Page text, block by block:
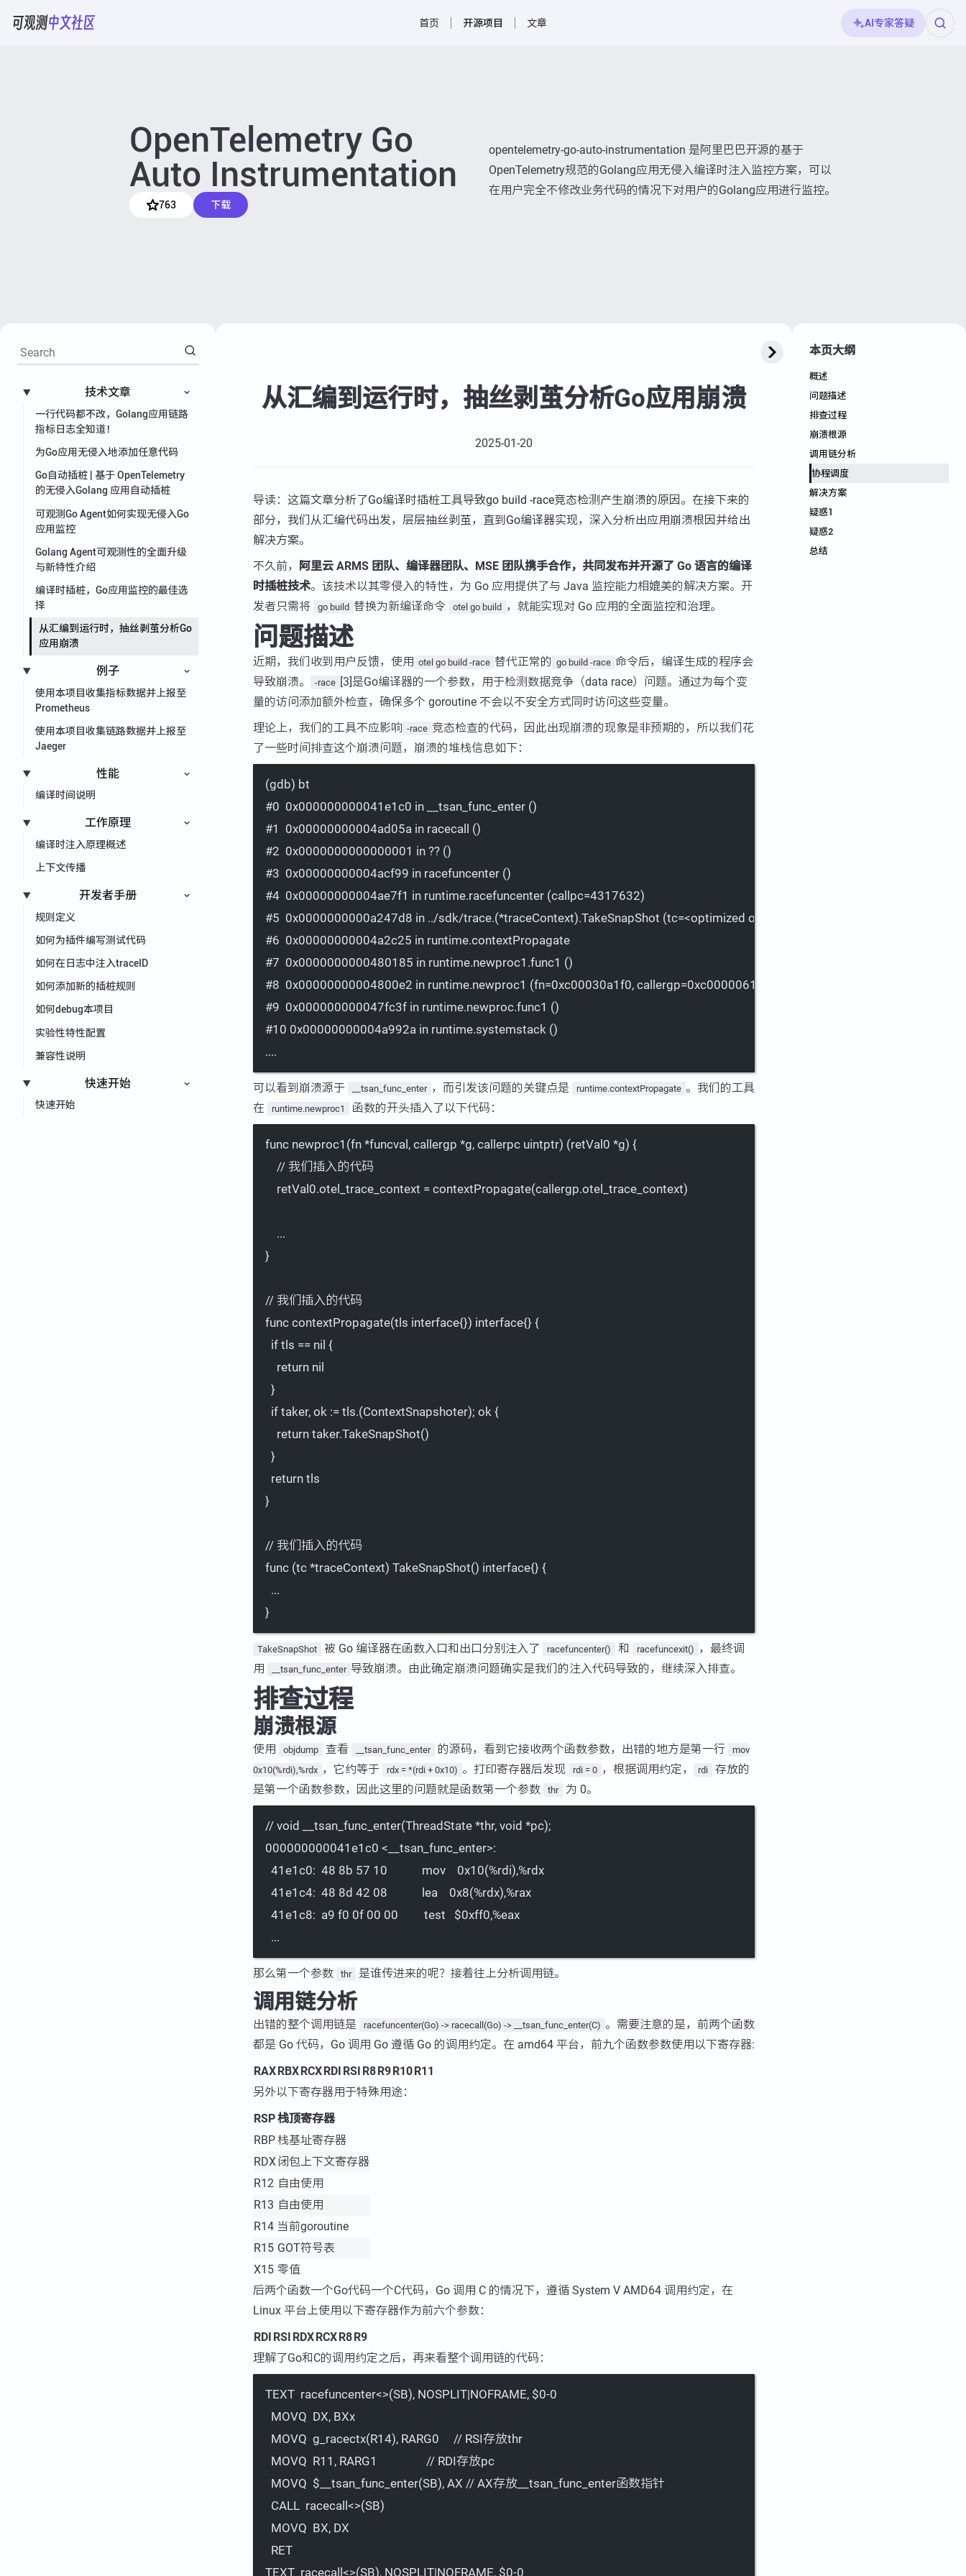
首页 开源项目 文章 AI专家答疑
OpenTelemetry Go
Auto Instrumentation
763 下载
opentelemetry-go-auto-instrumentation 是阿里巴巴开源的基于
OpenTelemetry规范的Golang应用无侵入编译时注入监控方案，可以
在用户完全不修改业务代码的情况下对用户的Golang应用进行监控。
技术文章
一行代码都不改，Golang应用链路
指标日志全知道！
为Go应用无侵入地添加任意代码
Go自动插桩 | 基于 OpenTelemetry
的无侵入Golang 应用自动插桩
可观测Go Agent如何实现无侵入Go
应用监控
Golang Agent可观测性的全面升级
与新特性介绍
编译时插桩，Go应用监控的最佳选
择
从汇编到运行时，抽丝剥茧分析Go
应用崩溃
例子
使用本项目收集指标数据并上报至
Prometheus
使用本项目收集链路数据并上报至
Jaeger
性能
编译时间说明
工作原理
编译时注入原理概述
上下文传播
开发者手册
规则定义
如何为插件编写测试代码
如何在日志中注入traceID
如何添加新的插桩规则
如何debug本项目
实验性特性配置
兼容性说明
快速开始
快速开始
从汇编到运行时，抽丝剥茧分析Go应用崩溃
2025-01-20
导读：这篇文章分析了Go编译时插桩工具导致go build -race竞态检测产生崩溃的原因。在接下来的
部分，我们从汇编代码出发，层层抽丝剥茧，直到Go编译器实现，深入分析出应用崩溃根因并给出
解决方案。
不久前，
阿里云 ARMS 团队、编译器团队、MSE 团队携手合作，共同发布并开源了 Go 语言的编译
时插桩技术。该技术以其零侵入的特性，为 Go 应用提供了与 Java 监控能力相媲美的解决方案。开
发者只需将
go build 替换为新编译命令 otel go build ，就能实现对 Go 应用的全面监控和治理。
问题描述
近期，我们收到用户反馈，使用 otel go build -race 替代正常的 go build -race 命令后，编译生成的程序会
导致崩溃。
-race [3]是Go编译器的一个参数，用于检测数据竞争（data race）问题。通过为每个变
量的访问添加额外检查，确保多个 goroutine 不会以不安全方式同时访问这些变量。
理论上，我们的工具不应影响 -race 竞态检查的代码，因此出现崩溃的现象是非预期的，所以我们花
了一些时间排查这个崩溃问题，崩溃的堆栈信息如下：
(gdb) bt
#0  0x000000000041e1c0 in __tsan_func_enter ()
#1  0x00000000004ad05a in racecall ()
#2  0x0000000000000001 in ?? ()
#3  0x00000000004acf99 in racefuncenter ()
#4  0x00000000004ae7f1 in runtime.racefuncenter (callpc=4317632)
#5  0x0000000000a247d8 in ../sdk/trace.(*traceContext).TakeSnapShot (tc=<optimized out>, ~r0=...)
#6  0x00000000004a2c25 in runtime.contextPropagate
#7  0x0000000000480185 in runtime.newproc1.func1 ()
#8  0x00000000004800e2 in runtime.newproc1 (fn=0xc00030a1f0, callergp=0xc0000061e0, callerpc=12379404,
#9  0x000000000047fc3f in runtime.newproc.func1 ()
#10 0x00000000004a992a in runtime.systemstack ()
....
可以看到崩溃源于 __tsan_func_enter ，而引发该问题的关键点是 runtime.contextPropagate 。我们的工具
在
runtime.newproc1 函数的开头插入了以下代码：
func newproc1(fn *funcval, callergp *g, callerpc uintptr) (retVal0 *g) {
// 我们插入的代码
retVal0.otel_trace_context = contextPropagate(callergp.otel_trace_context)
...
}
// 我们插入的代码
func contextPropagate(tls interface{}) interface{} {
if tls == nil {
return nil
}
if taker, ok := tls.(ContextSnapshoter); ok {
return taker.TakeSnapShot()
}
return tls
}
// 我们插入的代码
func (tc *traceContext) TakeSnapShot() interface{} {
...
}
TakeSnapShot 被 Go 编译器在函数入口和出口分别注入了 racefuncenter() 和 racefuncexit() ，最终调
用
__tsan_func_enter 导致崩溃。由此确定崩溃问题确实是我们的注入代码导致的，继续深入排查。
排查过程
崩溃根源
使用 objdump 查看 __tsan_func_enter 的源码，看到它接收两个函数参数，出错的地方是第一行
mov
0x10(%rdi),%rdx ，它约等于 rdx = *(rdi + 0x10) 。打印寄存器后发现 rdi = 0 ，根据调用约定， rdi
存放的
是第一个函数参数，因此这里的问题就是函数第一个参数
thr 为 0。
// void __tsan_func_enter(ThreadState *thr, void *pc);
000000000041e1c0 <__tsan_func_enter>:
41e1c0:  48 8b 57 10            mov    0x10(%rdi),%rdx
41e1c4:  48 8d 42 08            lea    0x8(%rdx),%rax
41e1c8:  a9 f0 0f 00 00         test   $0xff0,%eax
...
那么第一个参数 thr 是谁传进来的呢？接着往上分析调用链。
调用链分析
出错的整个调用链是 racefuncenter(Go) -> racecall(Go) -> __tsan_func_enter(C) 。需要注意的是，前两个函数
都是 Go 代码，Go 调用 Go 遵循 Go 的调用约定。在 amd64 平台，前九个函数参数使用以下寄存器:
RAXRBXRCXRDI RSI R8R9R10R11
另外以下寄存器用于特殊用途：
RSP栈顶寄存器
RBP栈基址寄存器
RDX 闭包上下文寄存器
R12 自由使用
R13 自由使用
R14 当前goroutine
R15 GOT符号表
X15 零值
后两个函数一个Go代码一个C代码，Go 调用 C 的情况下，遵循 System V AMD64 调用约定，在
Linux 平台上使用以下寄存器作为前六个参数：
RDI RSI RDXRCXR8R9
理解了Go和C的调用约定之后，再来看整个调用链的代码：
TEXT  racefuncenter<>(SB), NOSPLIT|NOFRAME, $0-0
MOVQ  DX, BXx
MOVQ  g_racectx(R14), RARG0     // RSI存放thr
MOVQ  R11, RARG1                 // RDI存放pc
MOVQ  $__tsan_func_enter(SB), AX // AX存放__tsan_func_enter函数指针
CALL  racecall<>(SB)
MOVQ  BX, DX
RET
TEXT  racecall<>(SB), NOSPLIT|NOFRAME, $0-0
本页大纲
概述
问题描述
排查过程
崩溃根源
调用链分析
协程调度
解决方案
疑惑1
疑惑2
总结